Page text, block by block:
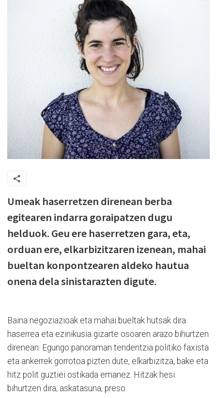
Umeak haserretzen direnean berba
egitearen indarra goraipatzen dugu
helduok. Geu ere haserretzen gara, eta,
orduan ere, elkarbizitzaren izenean, mahai
bueltan konpontzearen aldeko hautua
onena dela sinistarazten digute.
Baina negoziazioak eta mahai bueltak hutsak dira
haserrea eta ezinikusia gizarte osoaren arazo bihurtzen
direnean. Egungo panoraman tendentzia politiko faxista
eta ankerrek gorrotoa pizten dute, elkarbizitza, bake eta
hitz polit guztiei ostikada emanez. Hitzak hesi
bihurtzen dira; askatasuna, preso.